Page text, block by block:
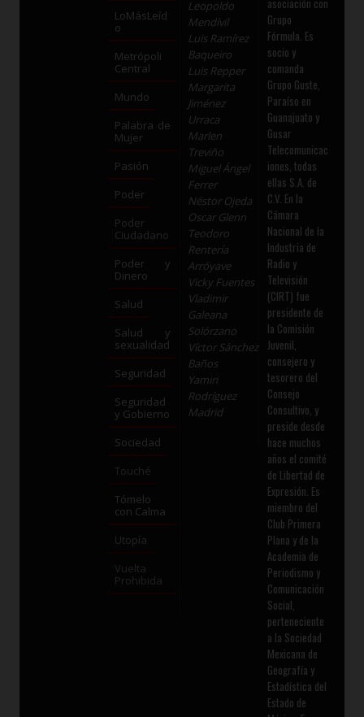
LoMásLeíd
o
Metrópoli
Central
Mundo
Palabra de
Mujer
Pasión
Poder
Poder
Ciudadano
Poder y
Dinero
Salud
Salud y
sexualidad
Seguridad
Seguridad
y Gobierno
Sociedad
Touché
Tómelo
con Calma
Utopía
Vuelta
Prohibida
Leopoldo
Mendívil
Luis Ramírez
Baqueiro
Luis Repper
Margarita
Jiménez
Urraca
Marlen
Treviño
Miguel Ángel
Ferrer
Néstor Ojeda
Oscar Glenn
Teodoro
Rentería
Arróyave
Vicky Fuentes
Vladimir
Galeana
Solórzano
Víctor Sánchez
Baños
Yamiri
Rodríguez
Madrid
Grupo
Fórmula. Es
socio y
comanda
Grupo Guste,
Paraíso en
Guanajuato y
Gusar
Telecomunicac
iones, todas
ellas S.A. de
C.V. En la
Cámara
Nacional de la
Industria de
Radio y
Televisión
(CIRT) fue
presidente de
la Comisión
Juvenil,
consejero y
tesorero del
Consejo
Consultivo, y
preside desde
hace muchos
años el comité
de Libertad de
Expresión. Es
miembro del
Club Primera
Plana y de la
Academia de
Periodismo y
Comunicación
Social,
perteneciente
a la Sociedad
Mexicana de
Geografía y
Estadística del
Estado de